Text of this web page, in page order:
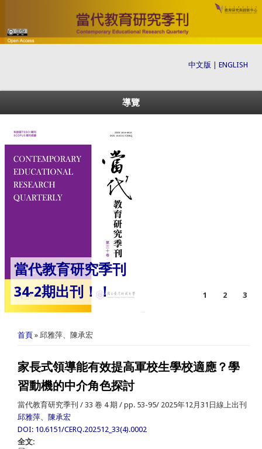
中文版 ENGLISH
導覽
當代教育研究季刊
34-2期出刊！！
1 2 3
您在這裡
首頁 » 邱雅萍、陳承宏
家長式領導能有效提高軍校生學校適應？學
習動機的中介角色探討
當代教育研究季刊 / 33 卷 4 期 / pp. 53-95/ 2025年12月31日線上出刊
邱雅萍、陳承宏
DOI: 10.6151/CERQ.202512_33(4).0002
全文: